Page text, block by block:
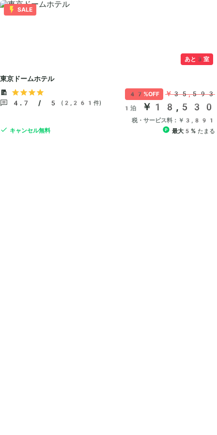
SALE
あと3室
東京ドームホテル
4.7 / 5 (2,261件)
キャンセル無料
47%OFF ￥35,593
1泊 ￥18,530
税・サービス料：￥3,891
最大5% たまる